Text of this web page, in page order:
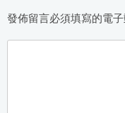
發佈留言必須填寫的電子